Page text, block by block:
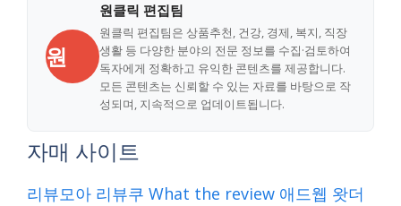
원
원클릭 편집팀
원클릭 편집팀은 상품추천, 건강, 경제, 복지, 직장
생활 등 다양한 분야의 전문 정보를 수집·검토하여
독자에게 정확하고 유익한 콘텐츠를 제공합니다.
모든 콘텐츠는 신뢰할 수 있는 자료를 바탕으로 작
성되며, 지속적으로 업데이트됩니다.
자매 사이트
리뷰모아 리뷰쿠 What the review 애드웹 왓더